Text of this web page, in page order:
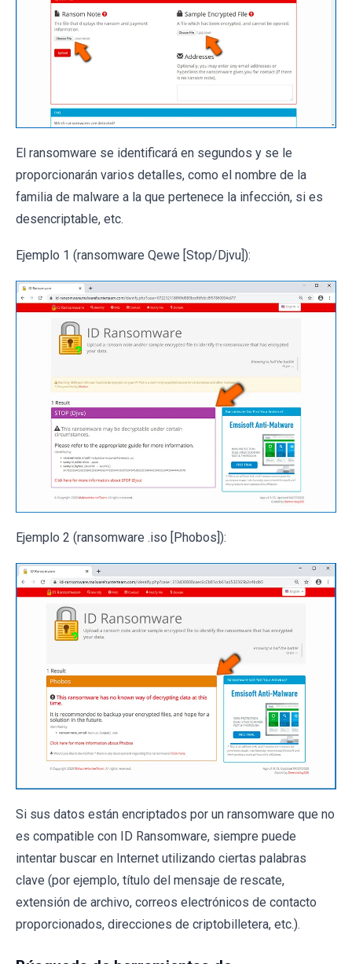
El ransomware se identificará en segundos y se le
proporcionarán varios detalles, como el nombre de la
familia de malware a la que pertenece la infección, si es
desencriptable, etc.
Ejemplo 1 (ransomware Qewe [Stop/Djvu]):
Ejemplo 2 (ransomware .iso [Phobos]):
Si sus datos están encriptados por un ransomware que no
es compatible con ID Ransomware, siempre puede
intentar buscar en Internet utilizando ciertas palabras
clave (por ejemplo, título del mensaje de rescate,
extensión de archivo, correos electrónicos de contacto
proporcionados, direcciones de criptobilletera, etc.).